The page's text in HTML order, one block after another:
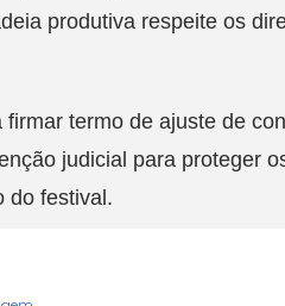
produtiva respeite os
termo de ajuste de
judicial para proteger
do festival.